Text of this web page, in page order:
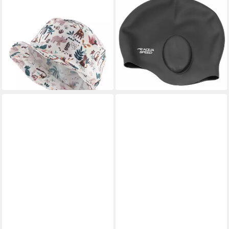
Bade Fischerhut Safari (1 St)
UVP19,99 €
-50%
lieferbar - in 3-4 Werktagen bei dir
Badekappe Elastische
Schwimmkappe Schwimmen
lieferbar - in 8-10 Werktagen bei
dir